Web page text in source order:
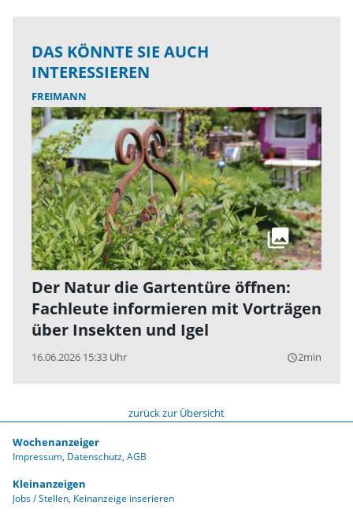
DAS KÖNNTE SIE AUCH
INTERESSIEREN
FREIMANN
Der Natur die Gartentüre öffnen:
Fachleute informieren mit Vorträgen
über Insekten und Igel
16.06.2026 15:33 Uhr query_builder2min
zurück zur Übersicht
Wochenanzeiger
Impressum Datenschutz AGB
Kleinanzeigen
Jobs / Stellen Keinanzeige inserieren